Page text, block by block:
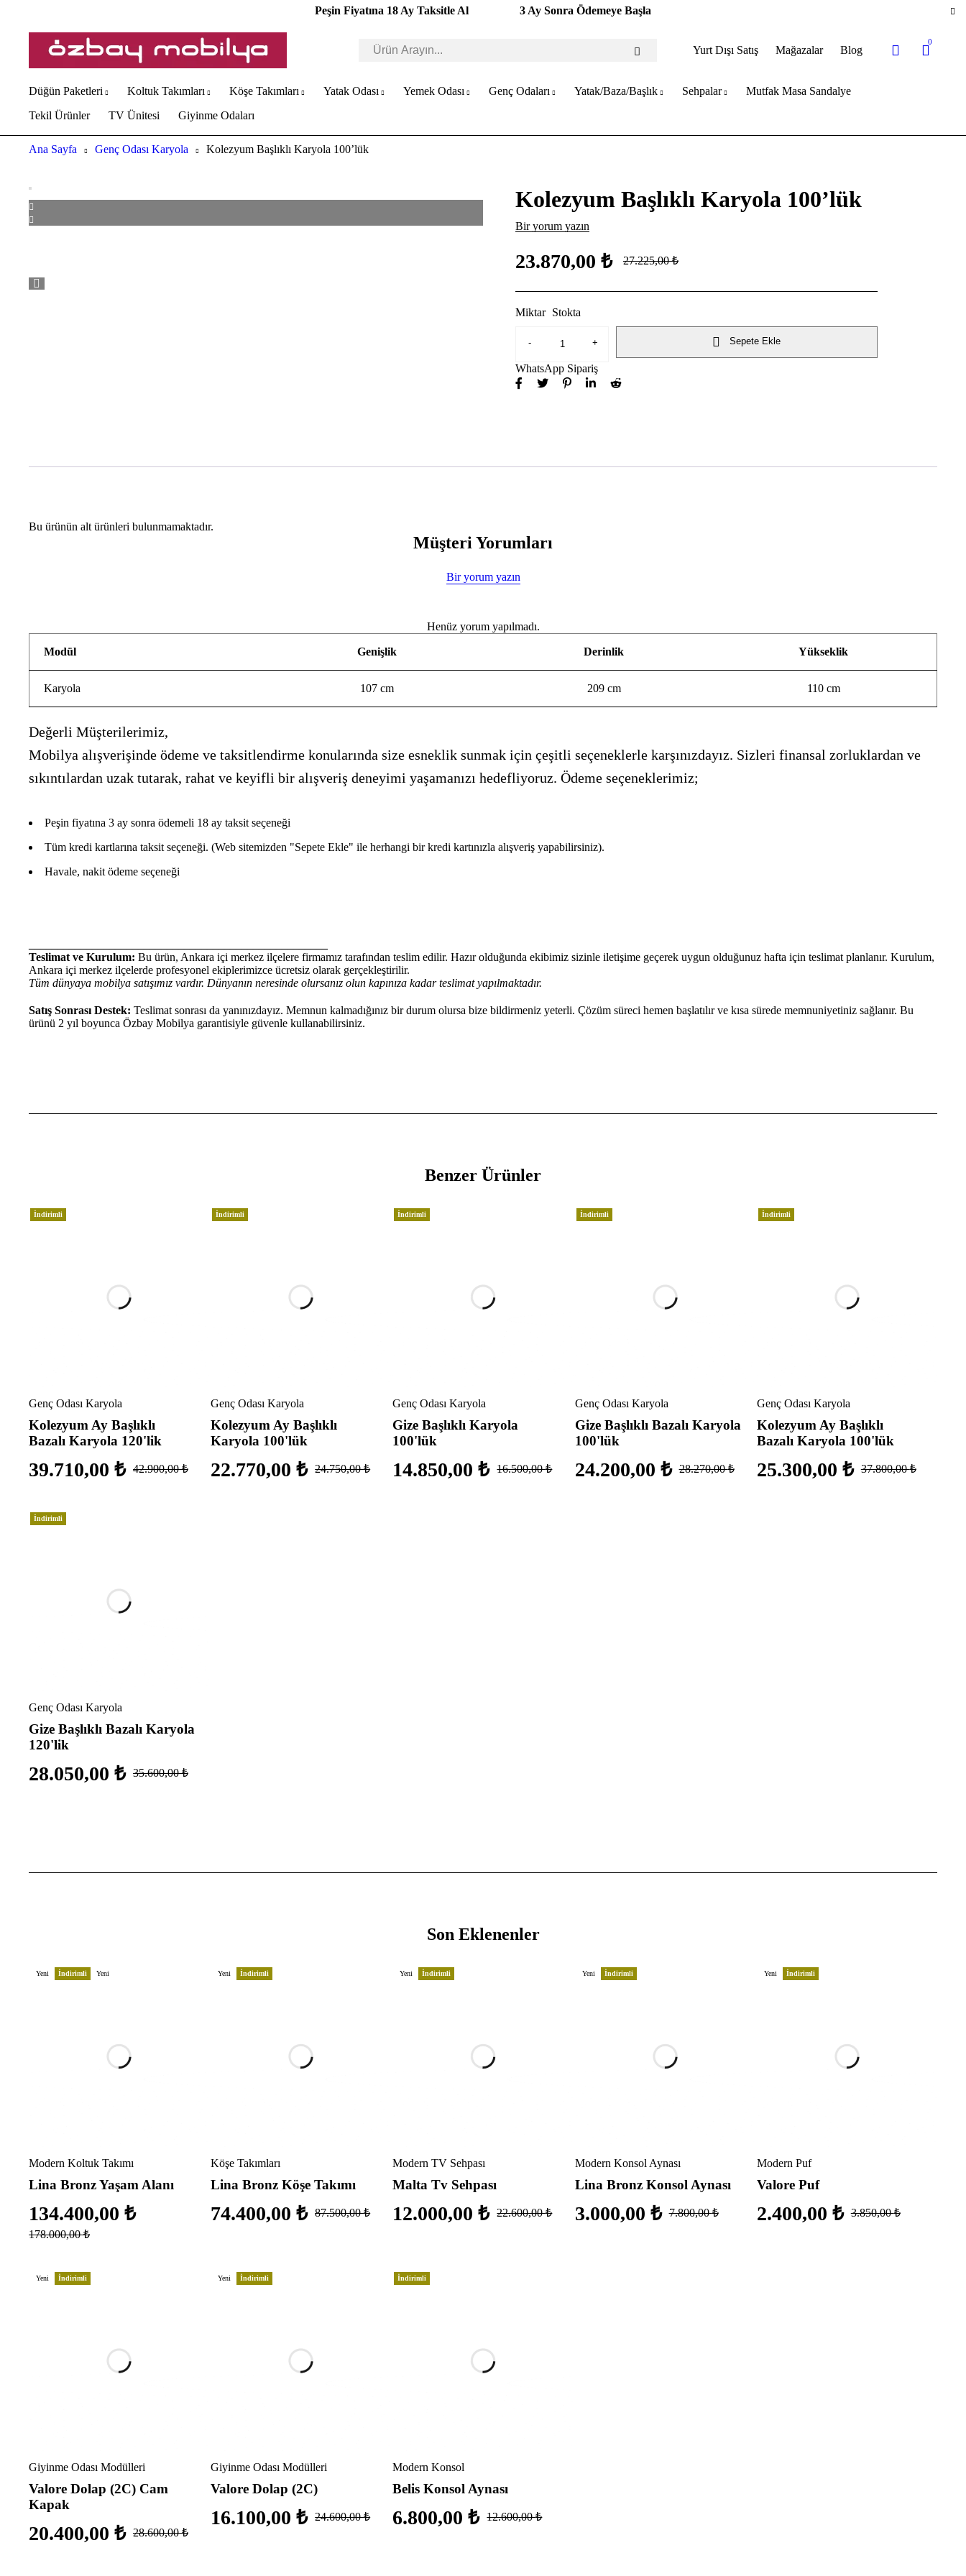
Peşin Fiyatına 18 Ay Taksitle Al 3 Ay Sonra Ödemeye Başla
Yurt Dışı Satış Mağazalar Blog
0
Düğün Paketleri Koltuk Takımları Köşe Takımları Yatak Odası Yemek Odası Genç Odaları Yatak/Baza/Başlık Sehpalar
Mutfak Masa Sandalye
Tekil Ürünler
TV Ünitesi Giyinme Odaları
Ana Sayfa Genç Odası Karyola Kolezyum Başlıklı Karyola 100’lük
Kolezyum Başlıklı Karyola 100’lük
Bir yorum yazın
27.225,00₺
23.870,00 ₺
Miktar Stokta
Sepete Ekle
WhatsApp Sipariş
Bu ürünün alt ürünleri bulunmamaktadır.
Müşteri Yorumları
Bir yorum yazın
Henüz yorum yapılmadı.
Modül Genişlik Derinlik Yükseklik
Karyola 107 cm 209 cm 110 cm
Değerli Müşterilerimiz,
Mobilya alışverişinde ödeme ve taksitlendirme konularında size esneklik sunmak için çeşitli seçeneklerle karşınızdayız. Sizleri finansal zorluklardan ve
sıkıntılardan uzak tutarak, rahat ve keyifli bir alışveriş deneyimi yaşamanızı hedefliyoruz. Ödeme seçeneklerimiz;
Peşin fiyatına 3 ay sonra ödemeli 18 ay taksit seçeneği
Tüm kredi kartlarına taksit seçeneği. (Web sitemizden "Sepete Ekle" ile herhangi bir kredi kartınızla alışveriş yapabilirsiniz).
Havale, nakit ödeme seçeneği
Teslimat ve Kurulum: Bu ürün, Ankara içi merkez ilçelere firmamız tarafından teslim edilir. Hazır olduğunda ekibimiz sizinle iletişime geçerek uygun olduğunuz hafta için teslimat planlanır. Kurulum,
Ankara içi merkez ilçelerde profesyonel ekiplerimizce ücretsiz olarak gerçekleştirilir.
Tüm dünyaya mobilya satışımız vardır. Dünyanın neresinde olursanız olun kapınıza kadar teslimat yapılmaktadır.
Satış Sonrası Destek: Teslimat sonrası da yanınızdayız. Memnun kalmadığınız bir durum olursa bize bildirmeniz yeterli. Çözüm süreci hemen başlatılır ve kısa sürede memnuniyetiniz sağlanır. Bu
ürünü 2 yıl boyunca Özbay Mobilya garantisiyle güvenle kullanabilirsiniz.
Benzer Ürünler
İndirimli
Genç Odası Karyola
Kolezyum Ay Başlıklı
Bazalı Karyola 120'lik
42.900,00₺
39.710,00 ₺
İndirimli
Genç Odası Karyola
Kolezyum Ay Başlıklı
Karyola 100'lük
24.750,00₺
22.770,00₺
İndirimli
Genç Odası Karyola
Gize Başlıklı Karyola
100'lük
16.500,00₺
14.850,00₺
İndirimli
Genç Odası Karyola
Gize Başlıklı Bazalı Karyola
100'lük
28.270,00₺
24.200,00 ₺
İndirimli
Genç Odası Karyola
Kolezyum Ay Başlıklı
Bazalı Karyola 100'lük
37.800,00₺
25.300,00 ₺
İndirimli
Genç Odası Karyola
Gize Başlıklı Bazalı Karyola
120'lik
35.600,00₺
28.050,00 ₺
Son Eklenenler
Yeni İndirimli Yeni
Modern Koltuk Takımı
Lina Bronz Yaşam Alanı
178.000,00₺
134.400,00 ₺
Yeni İndirimli
Köşe Takımları
Lina Bronz Köşe Takımı
87.500,00₺
74.400,00₺
Yeni İndirimli
Modern TV Sehpası
Malta Tv Sehpası
22.600,00₺
12.000,00₺
Yeni İndirimli
Modern Konsol Aynası
Lina Bronz Konsol Aynası
7.800,00₺
3.000,00 ₺
Yeni İndirimli
Modern Puf
Valore Puf
3.850,00₺
2.400,00 ₺
Yeni İndirimli
Giyinme Odası Modülleri
Valore Dolap (2C) Cam
Kapak
28.600,00₺
20.400,00 ₺
Yeni İndirimli
Giyinme Odası Modülleri
Valore Dolap (2C)
24.600,00₺
16.100,00₺
İndirimli
Modern Konsol
Belis Konsol Aynası
12.600,00₺
6.800,00₺